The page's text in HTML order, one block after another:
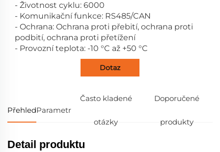
- Životnost cyklu: 6000
- Komunikační funkce: RS485/CAN
- Ochrana: Ochrana proti přebití, ochrana proti
podbití, ochrana proti přetížení
- Provozní teplota: -10 °C až +50 °C
Dotaz
PřehledParametr
Často kladené
otázky
Doporučené
produkty
Detail produktu